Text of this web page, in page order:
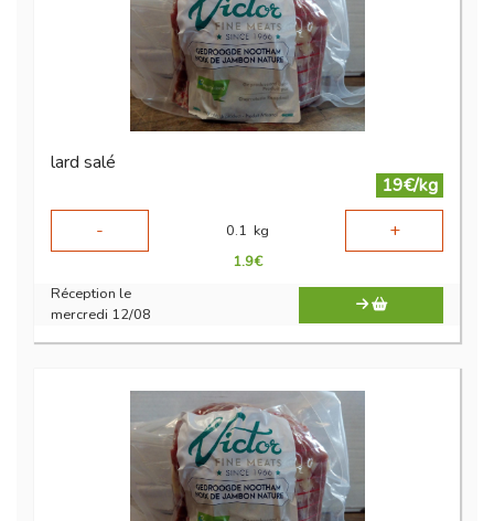
lard salé
19€/kg
-
0.1 kg +
1.9€
Réception le
mercredi 12/08